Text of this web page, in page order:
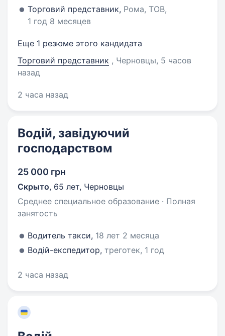
Торговий представник, Рома, ТОВ,
1 год 8 месяцев
Еще 1 резюме этого кандидата
Торговий представник , Черновцы, 5 часов
назад
2 часа назад
Водій, завідуючий
господарством
25 000 грн
Скрыто, 65 лет, Черновцы
Среднее специальное образование · Полная
занятость
Водитель такси, 18 лет 2 месяца
Водій-експедитор, треготек, 1 год
2 часа назад